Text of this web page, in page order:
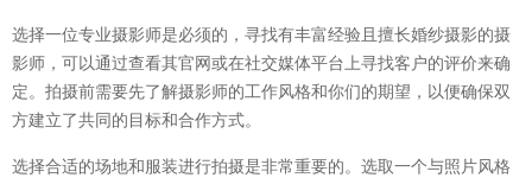
选择一位专业摄影师是必须的，寻找有丰富经验且擅长婚纱摄影的摄
影师，可以通过查看其官网或在社交媒体平台上寻找客户的评价来确
定。拍摄前需要先了解摄影师的工作风格和你们的期望，以便确保双
方建立了共同的目标和合作方式。
选择合适的场地和服装进行拍摄是非常重要的。选取一个与照片风格